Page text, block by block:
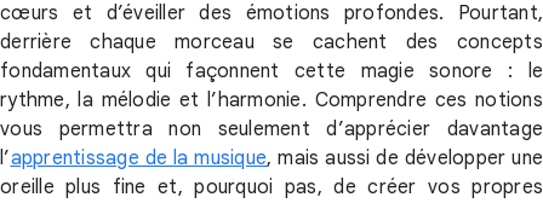
cœurs et d’éveiller des émotions profondes. Pourtant,
derrière chaque morceau se cachent des concepts
fondamentaux qui façonnent cette magie sonore : le
rythme, la mélodie et l’harmonie. Comprendre ces notions
vous permettra non seulement d’apprécier davantage
l’apprentissage de la musique, mais aussi de développer une
oreille plus fine et, pourquoi pas, de créer vos propres